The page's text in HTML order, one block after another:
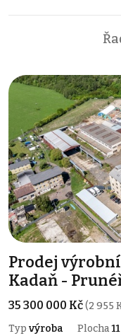
Prodej
Kadaň -
35 300 000 Kč(2 955
Typ výroba Plocha